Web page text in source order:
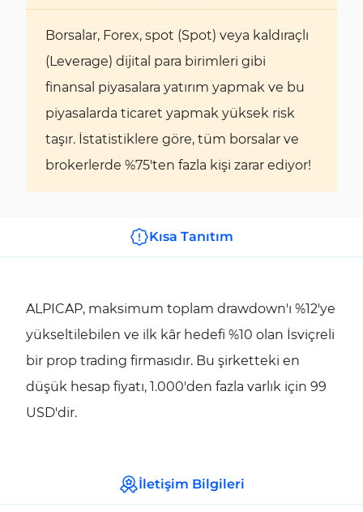
Borsalar, Forex, spot (Spot) veya kaldıraçlı
(Leverage) dijital para birimleri gibi
finansal piyasalara yatırım yapmak ve bu
piyasalarda ticaret yapmak yüksek risk
taşır. İstatistiklere göre, tüm borsalar ve
brokerlerde %75'ten fazla kişi zarar ediyor!
Kısa Tanıtım
ALPICAP, maksimum toplam drawdown'ı %12'ye
yükseltilebilen ve ilk kâr hedefi %10 olan İsviçreli
bir prop trading firmasıdır. Bu şirketteki en
düşük hesap fiyatı, 1.000'den fazla varlık için 99
USD'dir.
İletişim Bilgileri